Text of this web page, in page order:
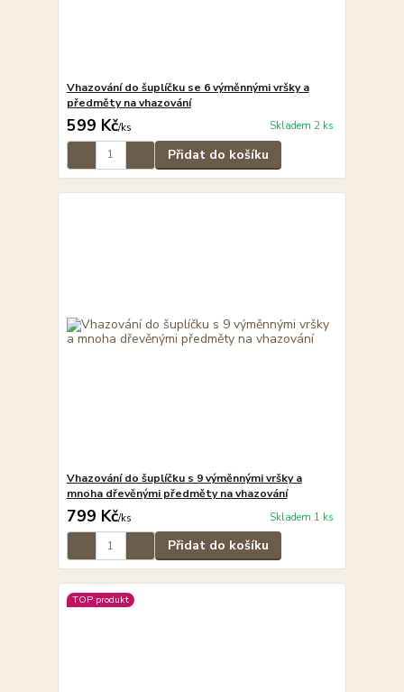
Vhazování do šuplíčku se 6 výměnnými vršky a
předměty na vhazování
599 Kč/ks Skladem 2 ks
Přidat do košíku
Vhazování do šuplíčku s 9 výměnnými vršky a
mnoha dřevěnými předměty na vhazování
799 Kč/ks Skladem 1 ks
Přidat do košíku
TOP produkt